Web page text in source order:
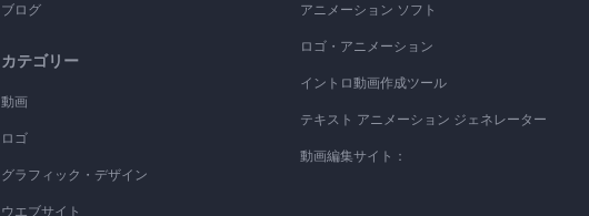
ブログ
カテゴリー
動画
ロゴ
グラフィック・デザイン
ウエブサイト
アニメーション ソフト
ロゴ・アニメーション
イントロ動画作成ツール
テキスト アニメーション ジェネレーター
動画編集サイト：